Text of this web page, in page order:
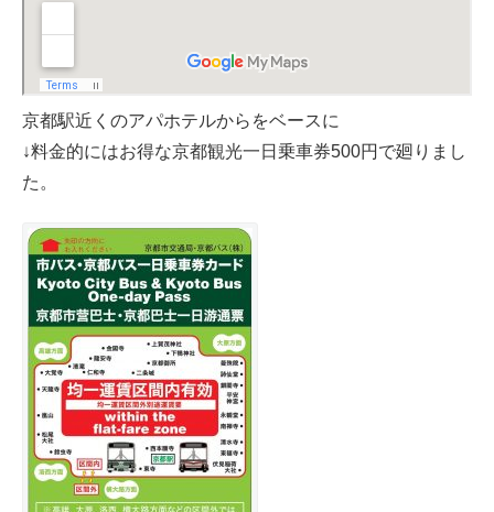
京都駅近くのアパホテルからをベースに
↓料金的にはお得な京都観光一日乗車券500円で廻りまし
た。